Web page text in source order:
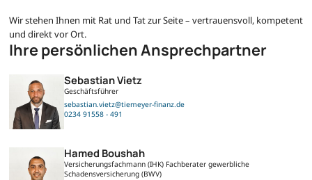
Wir stehen Ihnen mit Rat und Tat zur Seite – vertrauensvoll, kompetent
und direkt vor Ort.
Ihre persönlichen Ansprechpartner
Sebastian Vietz
Geschäftsführer
sebastian.vietz@tiemeyer-finanz.de
0234 91558 - 491
Hamed Boushah
Versicherungsfachmann (IHK) Fachberater gewerbliche
Schadensversicherung (BWV)